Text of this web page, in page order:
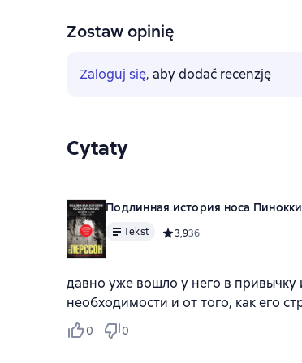
Zostaw opinię
Zaloguj się, aby dodać recenzję
Cytaty
Подлинная история носа
Tekst Средний рейтинг 3,9 на
3,936
давно уже вошло у него в привычку
необходимости и от того, как его
0 0